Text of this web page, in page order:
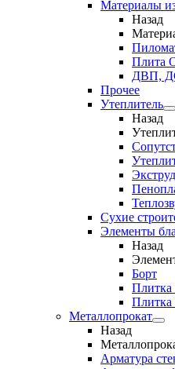
Материалы
Назад
Плита
ДВП,
Прочее
Утеплитель
Назад
Сухие
Элементы
Назад
Борт
Плитка
Плитка
Металлопрокат
Назад
Арматура